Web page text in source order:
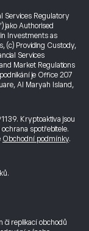
Services Regulatory
jako Authorised
Investments as
(c) Providing Custody,
Services
Market Regulations
je Office 207
Al Maryah Island,
Kryptoaktiva jsou
spotřebitele.
Obchodní podmínky.
či replikací obchodů